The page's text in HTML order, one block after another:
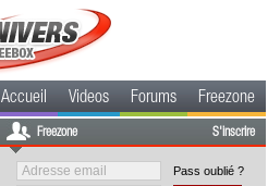
Accueil Videos Forums Freezone
Freezone S'inscrire
Pass oublié ?